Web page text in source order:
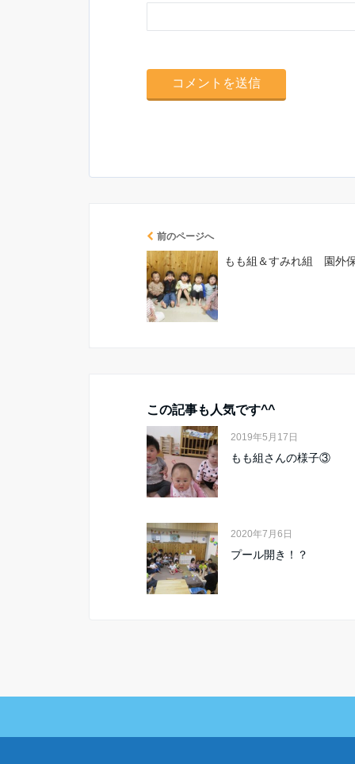
前のページへ
もも組＆すみれ組 園外
この記事も人気です^^
2019年5月17日
もも組さんの様子③
2020年7月6日
プール開き！？